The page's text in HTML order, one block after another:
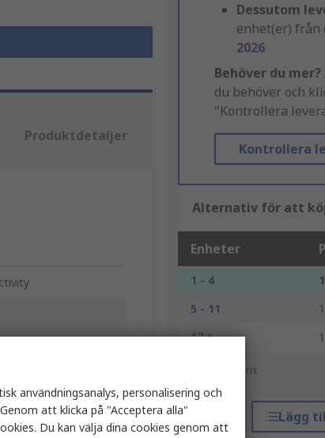
Dessutom
enhet(er) från
2026
Behöver du mer?
du behöver och
"Kontrollera
Kontrollera
Alternativ för att
Enheter
1 - 4
5 - 11
12 +
*vägledande pris
Lägg
Produktdetaljer
användningsanalys, personalisering och
att klicka på "Acceptera alla"
Du kan välja dina cookies genom att